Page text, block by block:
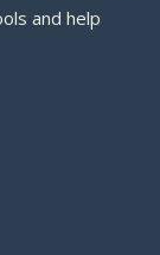
and help